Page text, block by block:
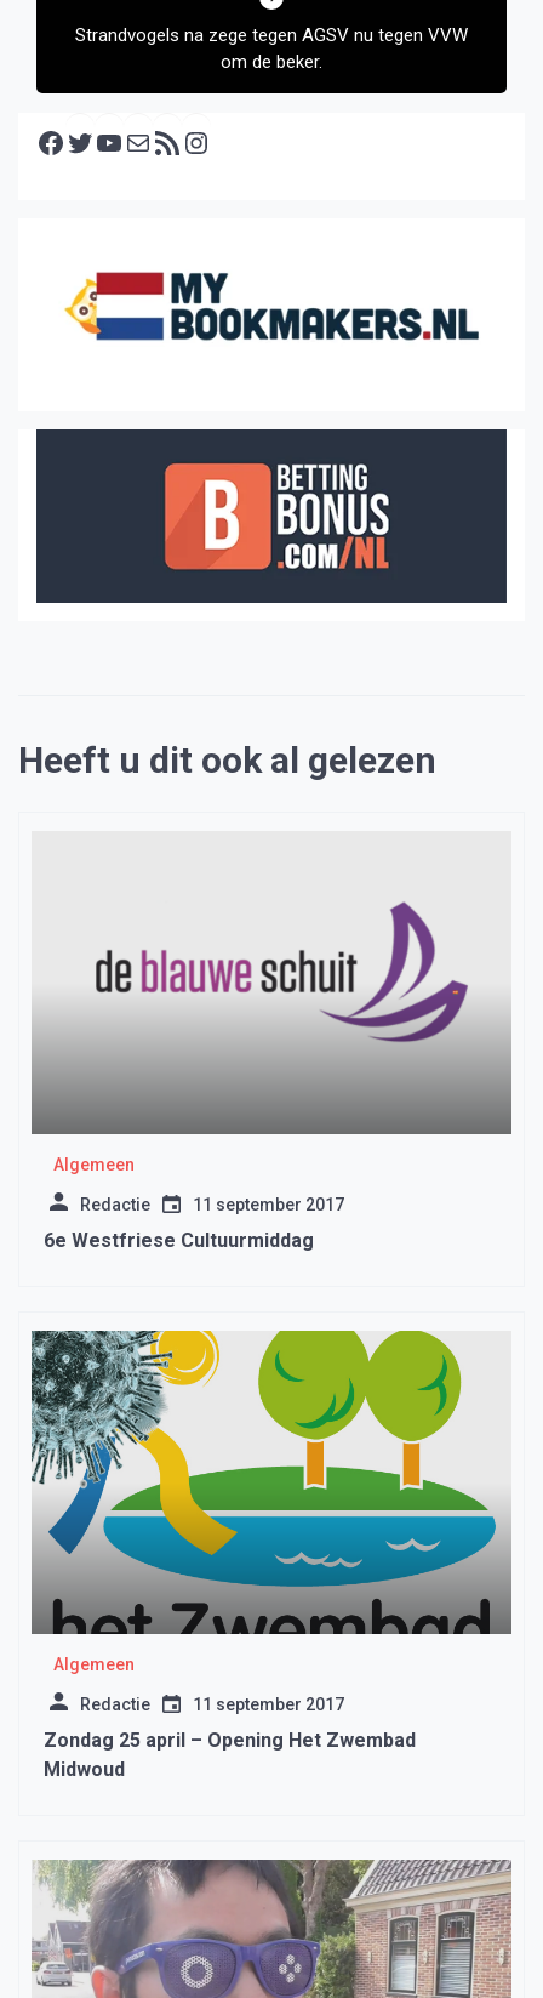
Strandvogels na zege tegen AGSV nu tegen VVW
om de beker.
Facebook Twitter YouTube E-mail RSS feed
Heeft u dit ook al gelezen
Algemeen
Redactie 11 september 2017
6e Westfriese Cultuurmiddag
Algemeen
Redactie 11 september 2017
Zondag 25 april – Opening Het Zwembad
Midwoud